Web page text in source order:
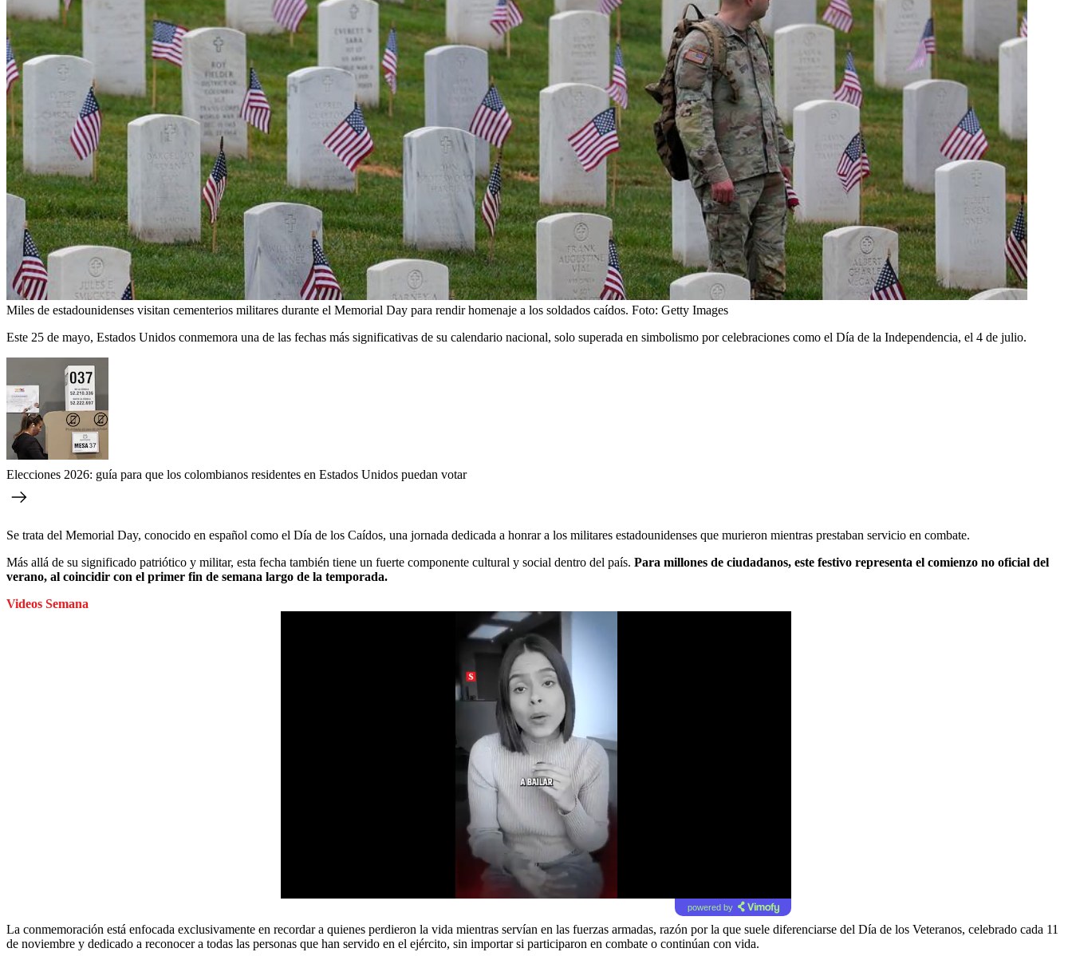
Miles de estadounidenses visitan cementerios militares durante el Memorial Day para rendir homenaje a los soldados caídos. Foto: Getty Images
Este 25 de mayo, Estados Unidos conmemora una de las fechas más significativas de su calendario nacional, solo superada en simbolismo por celebraciones como el Día de la Independencia, el 4 de julio.
Elecciones 2026: guía para que los colombianos residentes en Estados Unidos puedan votar
Se trata del Memorial Day, conocido en español como el Día de los Caídos, una jornada dedicada a honrar a los militares estadounidenses que murieron mientras prestaban servicio en combate.
Más allá de su significado patriótico y militar, esta fecha también tiene un fuerte componente cultural y social dentro del país. Para millones de ciudadanos, este festivo representa el comienzo no oficial del
verano, al coincidir con el primer fin de semana largo de la temporada.
Videos Semana
powered by
La conmemoración está enfocada exclusivamente en recordar a quienes perdieron la vida mientras servían en las fuerzas armadas, razón por la que suele diferenciarse del Día de los Veteranos, celebrado cada 11
de noviembre y dedicado a reconocer a todas las personas que han servido en el ejército, sin importar si participaron en combate o continúan con vida.